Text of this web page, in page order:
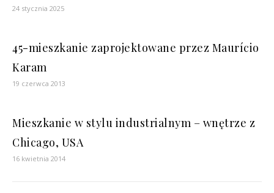
24 stycznia 2025
45-mieszkanie zaprojektowane przez Maurício
Karam
19 czerwca 2013
Mieszkanie w stylu industrialnym – wnętrze z
Chicago, USA
16 kwietnia 2014